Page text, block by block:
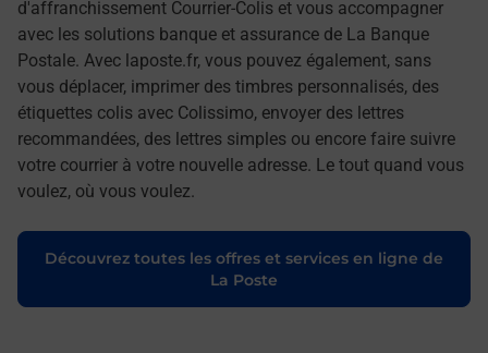
d'affranchissement Courrier-Colis et vous accompagner
avec les solutions banque et assurance de La Banque
Postale. Avec laposte.fr, vous pouvez également, sans
vous déplacer, imprimer des timbres personnalisés, des
étiquettes colis avec Colissimo, envoyer des lettres
recommandées, des lettres simples ou encore faire suivre
votre courrier à votre nouvelle adresse. Le tout quand vous
voulez, où vous voulez.
Découvrez toutes les offres et services en ligne de
La Poste